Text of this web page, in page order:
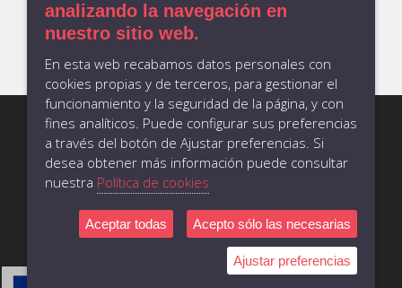
CONTACTO
administracion@bahiasoftware.es
telf.:+34 981 55 5315
Rúa das Hedras 4, L-1, Ames, 15895
A Coruña - España
AVISO LEGALPOLÍTICA DE PRIVACIDADFEDER/FSE
COOKIESCRÉDITOS
analizando la navegación en
nuestro sitio web.
En esta web recabamos datos personales con
cookies propias y de terceros, para gestionar el
funcionamiento y la seguridad de la página, y con
fines analíticos. Puede configurar sus preferencias
a través del botón de Ajustar preferencias. Si
desea obtener más información puede consultar
nuestra Política de cookies
Aceptar todas Acepto sólo las necesarias
Ajustar preferencias